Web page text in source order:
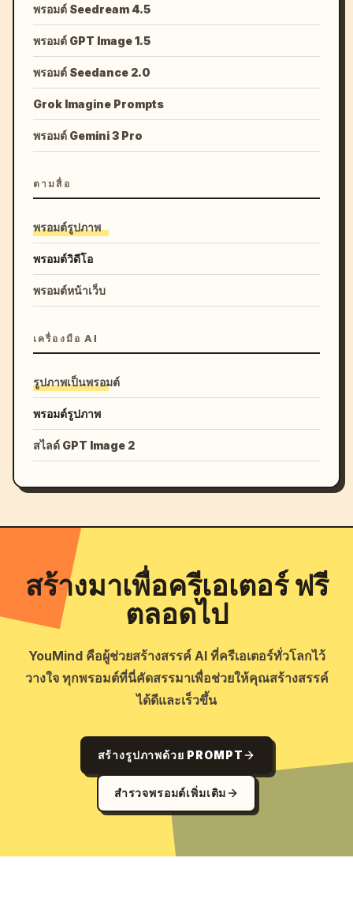
พรอมต์ Seedream 4.5
พรอมต์ GPT Image 1.5
พรอมต์ Seedance 2.0
Grok Imagine Prompts
พรอมต์ Gemini 3 Pro
ตามสื่อ
พรอมต์รูปภาพ
พรอมต์วิดีโอ
พรอมต์หน้าเว็บ
เครื่องมือ AI
รูปภาพเป็นพรอมต์
พรอมต์รูปภาพ
สไลด์ GPT Image 2
สร้างมาเพื่อครีเอเตอร์ ฟรี
ตลอดไป
YouMind คือผู้ช่วยสร้างสรรค์ AI ที่ครีเอเตอร์ทั่วโลกไว้
วางใจ ทุกพรอมต์ที่นี่คัดสรรมาเพื่อช่วยให้คุณสร้างสรรค์
ได้ดีและเร็วขึ้น
สร้างรูปภาพด้วย PROMPT
สำรวจพรอมต์เพิ่มเติม